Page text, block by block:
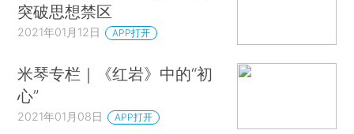
突破思想禁区
2021年01月12日 APP打开
米琴专栏｜《红岩》中的“初
心”
2021年01月08日 APP打开